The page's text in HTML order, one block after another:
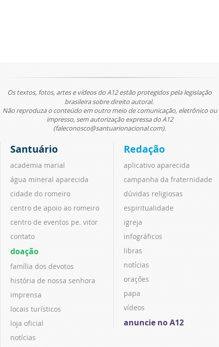
Os textos, fotos, artes e vídeos do A12 estão protegidos pela legislação
brasileira sobre direito autoral.
Não reproduza o conteúdo em outro meio de comunicação, eletrônico ou
impresso, sem autorização expressa do A12
(faleconosco@santuarionacional.com).
Santuário
academia marial
água mineral aparecida
cidade do romeiro
centro de apoio ao romeiro
centro de eventos pe. vitor
contato
doação
família dos devotos
história de nossa senhora
imprensa
locais turísticos
loja oficial
notícias
Redação
aplicativo aparecida
campanha da fraternidade
dúvidas religiosas
espiritualidade
igreja
infográficos
libras
notícias
orações
papa
vídeos
anuncie no A12